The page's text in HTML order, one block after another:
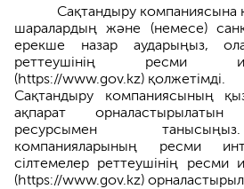
Сақтандыру компаниясына
шаралардың және (немесе)
ерекше назар аударыңыз,
реттеушінің ресми
(https://www.gov.kz) қолжетімді.
Сақтандыру компаниясының
ақпарат
ресурсымен
компанияларының ресми
сілтемелер реттеушінің ресми
(https://www.gov.kz)